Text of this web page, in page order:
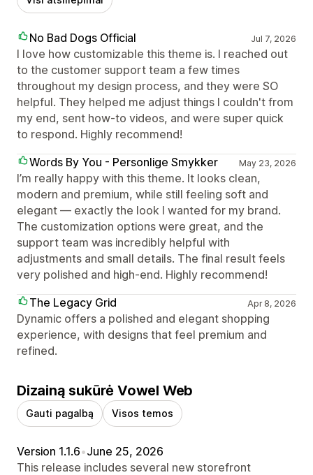
No Bad Dogs Official Jul 7, 2026
I love how customizable this theme is. I reached out
to the customer support team a few times
throughout my design process, and they were SO
helpful. They helped me adjust things I couldn't from
my end, sent how-to videos, and were super quick
to respond. Highly recommend!
Words By You - Personlige Smykker
May 23, 2026
I’m really happy with this theme. It looks clean,
modern and premium, while still feeling soft and
elegant — exactly the look I wanted for my brand.
The customization options were great, and the
support team was incredibly helpful with
adjustments and small details. The final result feels
very polished and high-end. Highly recommend!
The Legacy Grid
Apr 8, 2026
Dynamic offers a polished and elegant shopping
experience, with designs that feel premium and
refined.
Dizainą sukūrė Vowel Web
Gauti pagalbą Visos temos
Version 1.1.6•June 25, 2026
This release includes several new storefront